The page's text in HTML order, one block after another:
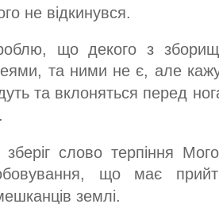
не відкинувся.
що декого з
та ними не є, але
та вклоняться перед
слово терпіння
що має
землі.